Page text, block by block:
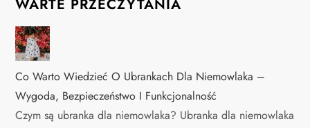
WARTE PRZECZYTANIA
Co Warto Wiedzieć O Ubrankach Dla Niemowlaka –
Wygoda, Bezpieczeństwo I Funkcjonalność
Czym są ubranka dla niemowlaka? Ubranka dla niemowlaka